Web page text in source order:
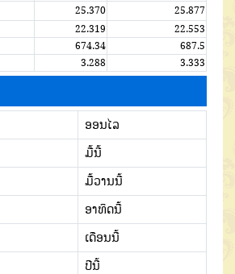
25.370
25.877
22.319
22.553
674.34
687.5
3.288 3.333
ອອນໄລ
ມື້ນີ້
ມື້ວານນີ້
ອາທິດນີ້
ເດືອນນີ້
ປີນີ້